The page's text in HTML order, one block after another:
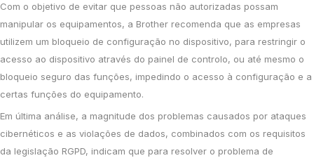
Com o objetivo de evitar que pessoas não autorizadas possam
manipular os equipamentos, a Brother recomenda que as empresas
utilizem um bloqueio de configuração no dispositivo, para restringir o
acesso ao dispositivo através do painel de controlo, ou até mesmo o
bloqueio seguro das funções, impedindo o acesso à configuração e a
certas funções do equipamento.
Em última análise, a magnitude dos problemas causados por ataques
cibernéticos e as violações de dados, combinados com os requisitos
da legislação RGPD, indicam que para resolver o problema de